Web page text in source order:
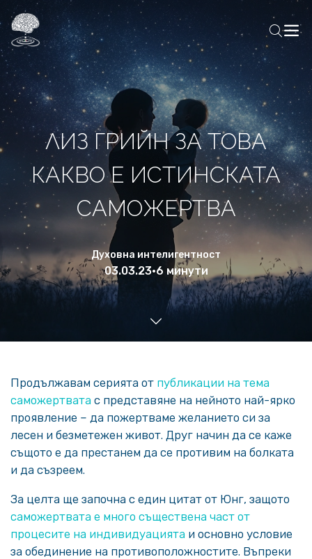
ЛИЗ ГРИЙН ЗА ТОВА
КАКВО Е ИСТИНСКАТА
САМОЖЕРТВА
Духовна интелигентност
03.03.23•6 минути
Продължавам серията от публикации на тема
саможертвата с представяне на нейното най-ярко
проявление – да пожертваме желанието си за
лесен и безметежен живот. Друг начин да се каже
същото е да престанем да се противим на болката
и да съзреем.
За целта ще започна с един цитат от Юнг, защото
саможертвата е много съществена част от
процесите на индивидуацията и основно условие
за обединение на противоположностите. Въпреки